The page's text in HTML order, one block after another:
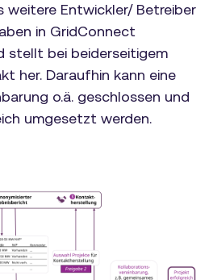
weitere Entwickler/ Betreiber
in GridConnect
stellt bei beiderseitigem
her. Daraufhin kann eine
o.ä. geschlossen und
umgesetzt werden.